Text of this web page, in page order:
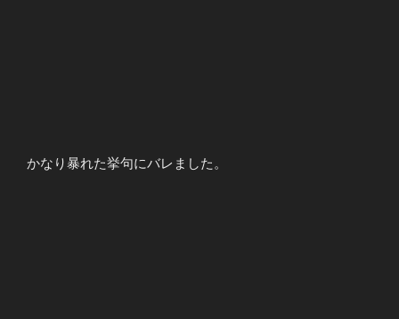
かなり暴れた挙句にバレました。